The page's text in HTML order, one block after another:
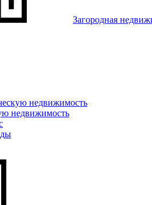
Загородная
недвижимость
недвижимость